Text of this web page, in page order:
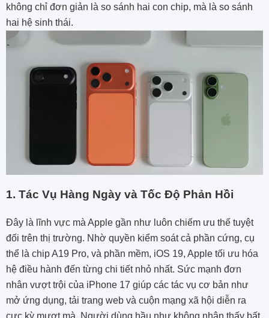
không chỉ đơn giản là so sánh hai con chip, mà là so sánh
hai hệ sinh thái.
1. Tác Vụ Hàng Ngày và Tốc Độ Phản Hồi
Đây là lĩnh vực mà Apple gần như luôn chiếm ưu thế tuyệt
đối trên thị trường. Nhờ quyền kiểm soát cả phần cứng, cụ
thể là chip A19 Pro, và phần mềm, iOS 19, Apple tối ưu hóa
hệ điều hành đến từng chi tiết nhỏ nhất. Sức mạnh đơn
nhân vượt trội của iPhone 17 giúp các tác vụ cơ bản như
mở ứng dụng, tải trang web và cuộn mạng xã hội diễn ra
cực kỳ mượt mà. Người dùng hầu như không nhận thấy bất